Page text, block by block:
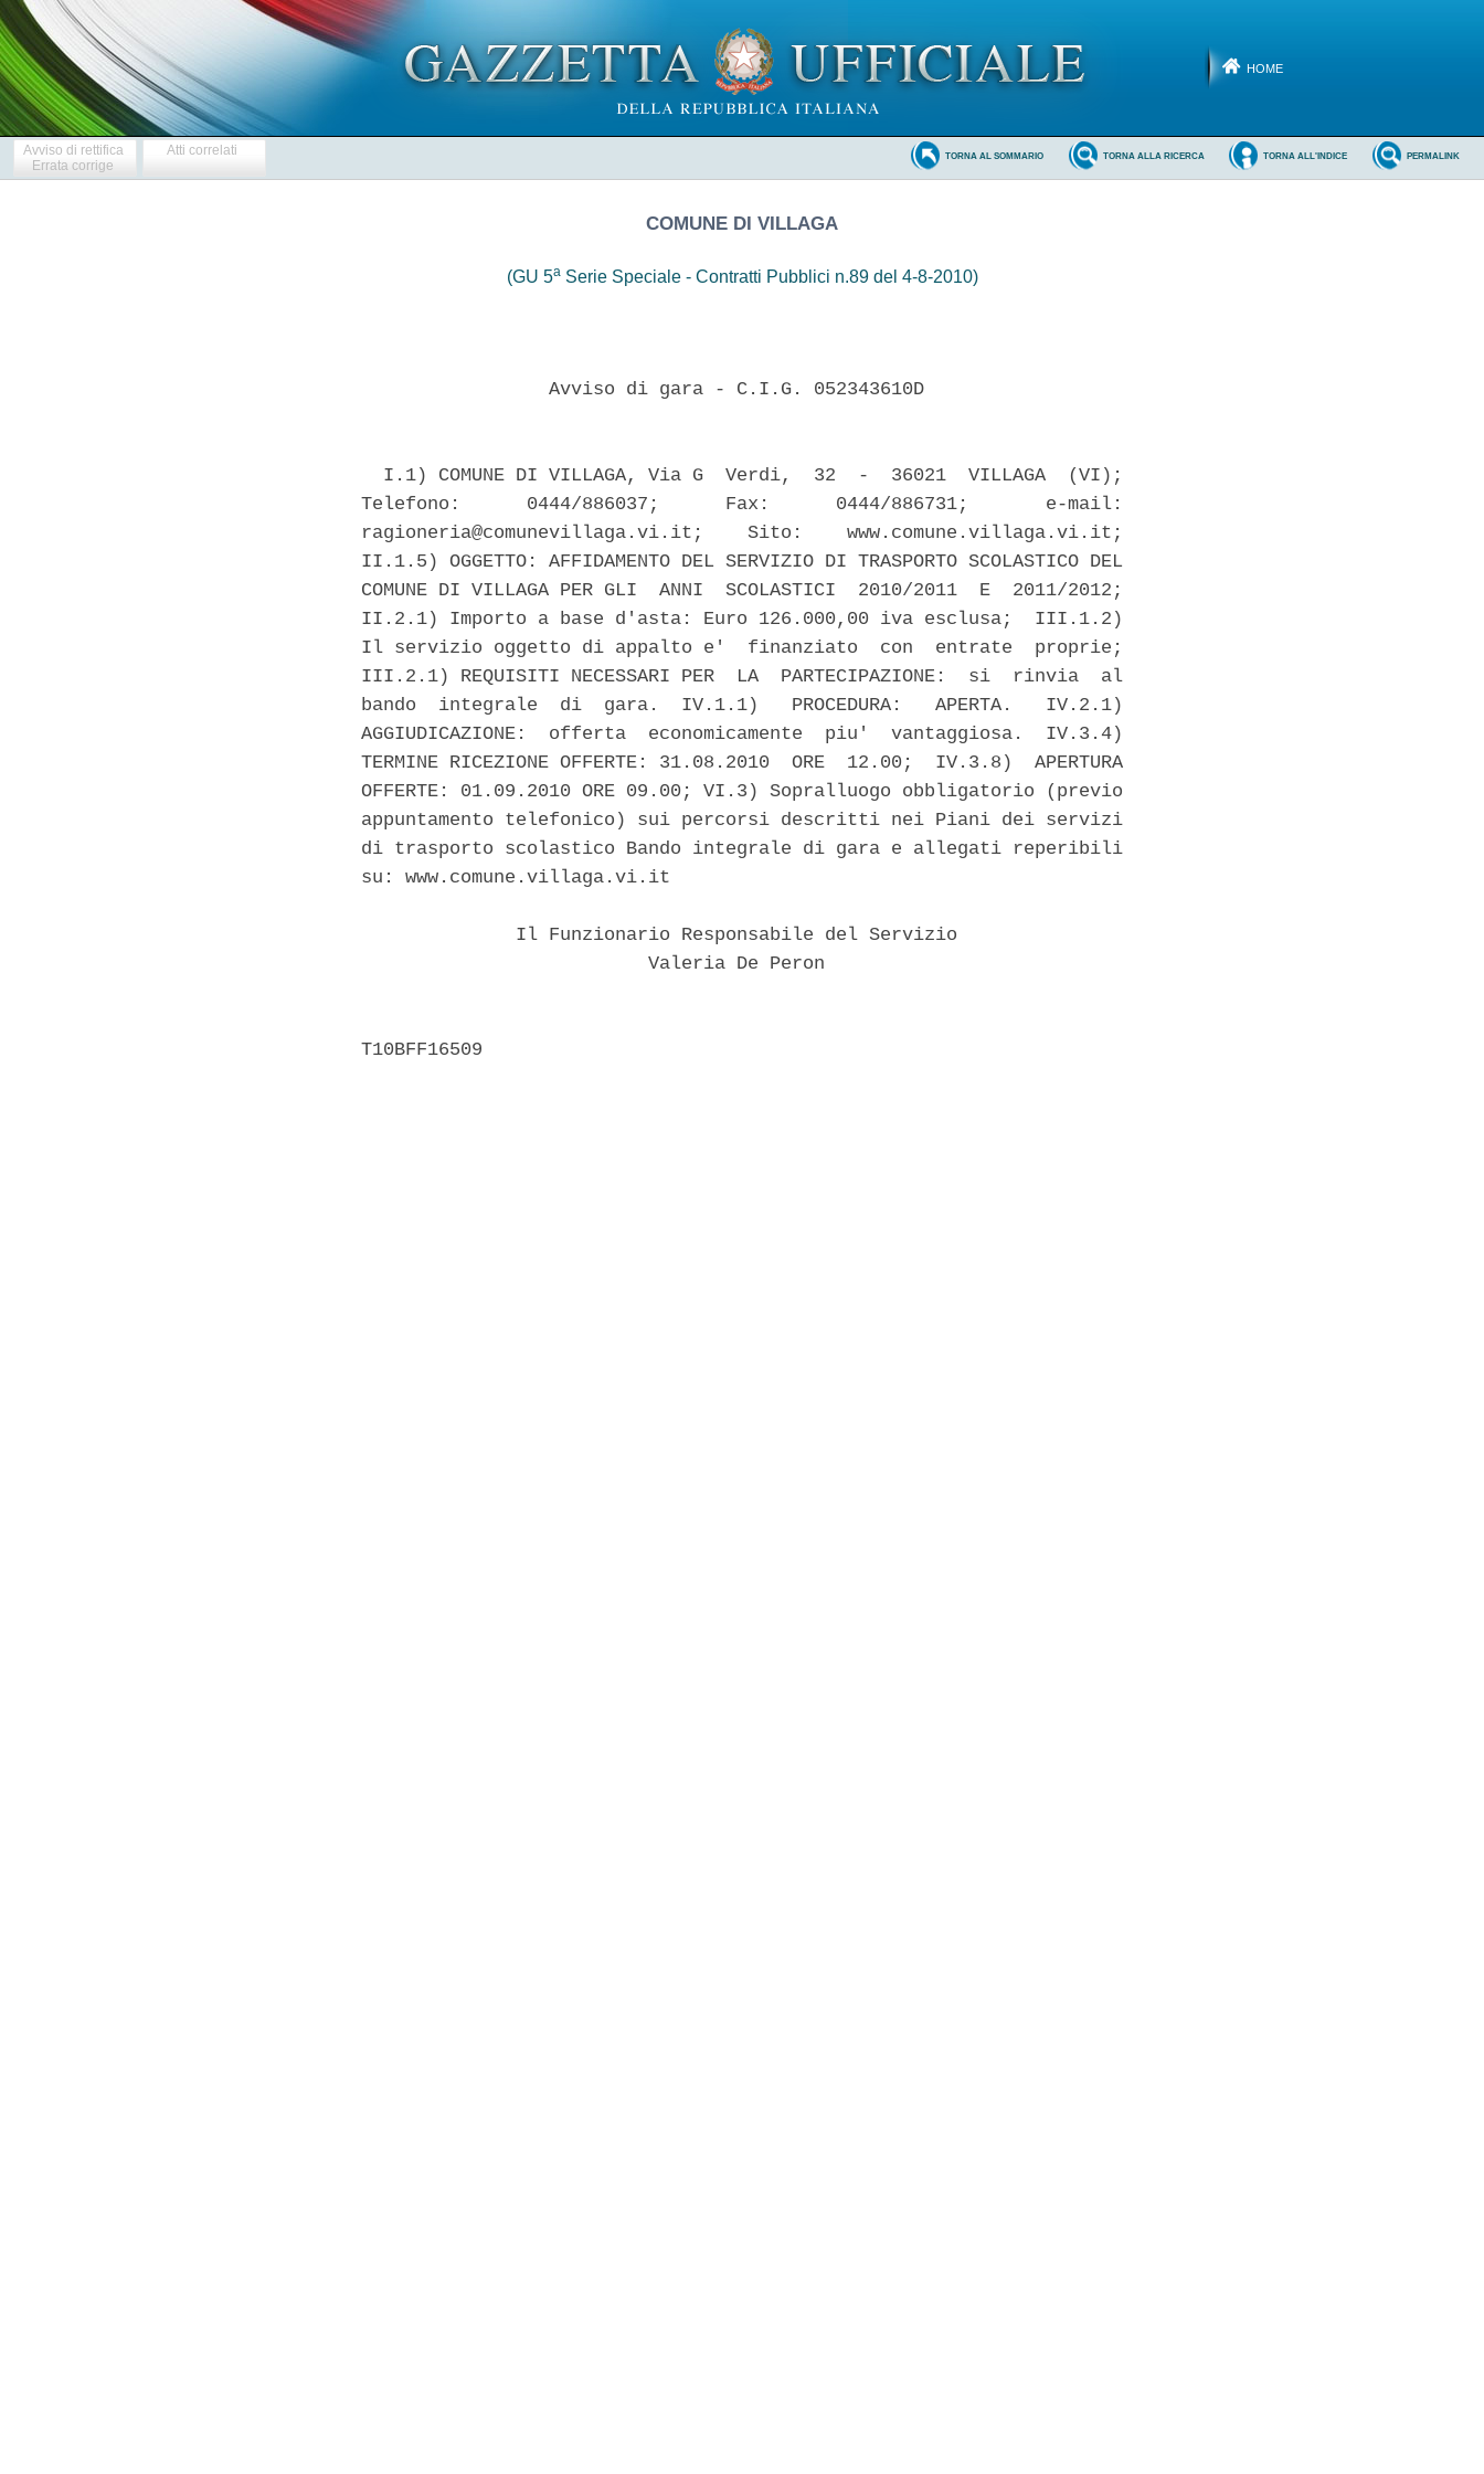
HOME
Avviso di rettifica
Errata corrige
Atti correlati PERMALINK
TORNA ALL'INDICE
TORNA ALLA RICERCA
TORNA AL SOMMARIO
COMUNE DI VILLAGA
(GU 5aSerie Speciale - Contratti Pubblici n.89 del 4-8-2010)
                 Avviso di gara - C.I.G. 052343610D
  I.1) COMUNE DI VILLAGA, Via G  Verdi,  32  -  36021  VILLAGA  (VI);
Telefono:      0444/886037;      Fax:      0444/886731;       e-mail:
ragioneria@comunevillaga.vi.it;    Sito:    www.comune.villaga.vi.it;
II.1.5) OGGETTO: AFFIDAMENTO DEL SERVIZIO DI TRASPORTO SCOLASTICO DEL
COMUNE DI VILLAGA PER GLI  ANNI  SCOLASTICI  2010/2011  E  2011/2012;
II.2.1) Importo a base d'asta: Euro 126.000,00 iva esclusa;  III.1.2)
Il servizio oggetto di appalto e'  finanziato  con  entrate  proprie;
III.2.1) REQUISITI NECESSARI PER  LA  PARTECIPAZIONE:  si  rinvia  al
bando  integrale  di  gara.  IV.1.1)   PROCEDURA:   APERTA.   IV.2.1)
AGGIUDICAZIONE:  offerta  economicamente  piu'  vantaggiosa.  IV.3.4)
TERMINE RICEZIONE OFFERTE: 31.08.2010  ORE  12.00;  IV.3.8)  APERTURA
OFFERTE: 01.09.2010 ORE 09.00; VI.3) Sopralluogo obbligatorio (previo
appuntamento telefonico) sui percorsi descritti nei Piani dei servizi
di trasporto scolastico Bando integrale di gara e allegati reperibili
su: www.comune.villaga.vi.it
              Il Funzionario Responsabile del Servizio
                          Valeria De Peron